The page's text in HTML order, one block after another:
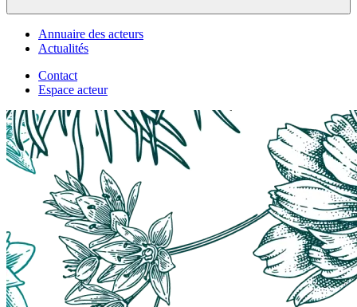
Annuaire des acteurs
Actualités
Contact
Espace acteur